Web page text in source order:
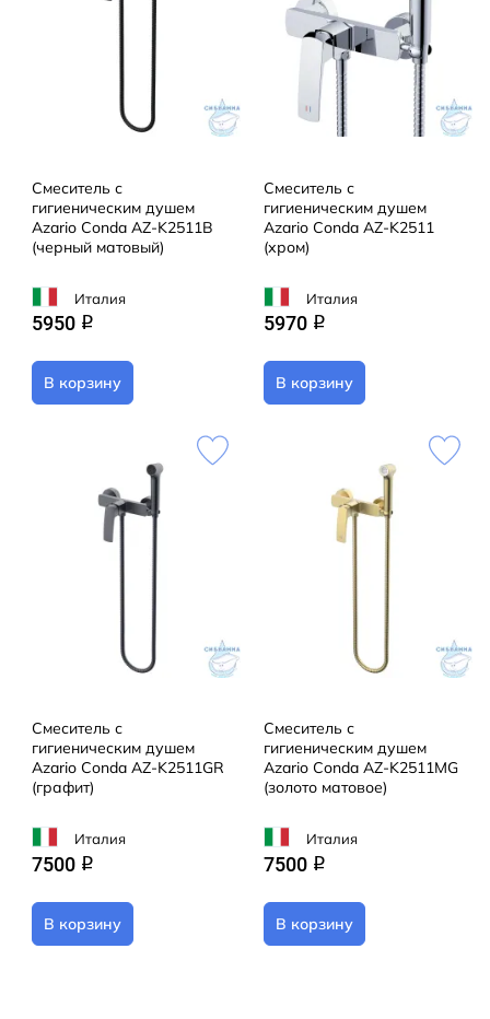
Смеситель с
гигиеническим душем
Azario Conda AZ-K2511B
(черный матовый)
Италия
5950 q
В корзину
Смеситель с
гигиеническим душем
Azario Conda AZ-K2511
(хром)
Италия
5970 q
В корзину
Смеситель с
гигиеническим душем
Azario Conda AZ-K2511GR
(графит)
Италия
7500 q
В корзину
Смеситель с
гигиеническим душем
Azario Conda AZ-K2511MG
(золото матовое)
Италия
7500 q
В корзину